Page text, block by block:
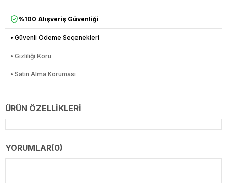
%100 Alışveriş Güvenliği
• Güvenli Ödeme Seçenekleri
• Gizliliği Koru
• Satın Alma Koruması
ÜRÜN ÖZELLIKLERI
YORUMLAR(0)